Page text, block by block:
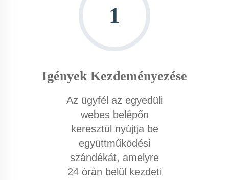
1
Igények Kezdeményezése
Az ügyfél az egyedüli
webes belépőn
keresztül nyújtja be
együttműködési
szándékát, amelyre
24 órán belül kezdeti